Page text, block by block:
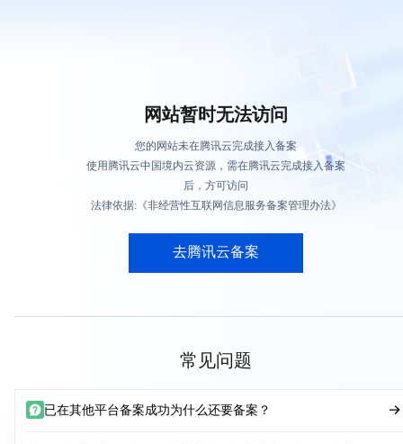
网站暂时无法访问
您的网站未在腾讯云完成接入备案
使用腾讯云中国境内云资源，需在腾讯云完成接入备案
后，方可访问
法律依据:《非经营性互联网信息服务备案管理办法》
去腾讯云备案
常见问题
已在其他平台备案成功为什么还要备案？